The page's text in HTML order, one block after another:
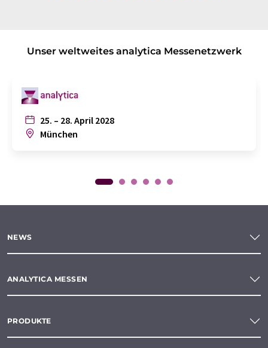
Unser weltweites analytica Messenetzwerk
25. – 28. April 2028
München
NEWS
ANALYTICA MESSEN
PRODUKTE